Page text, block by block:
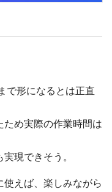
で形になるとは正直
め実際の作業時間は
現できそう。
えば、楽しみながら